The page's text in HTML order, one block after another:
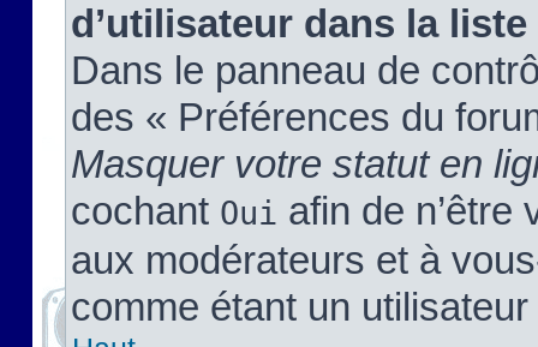
d’utilisateur dans la
Dans le panneau de
des « Préférences du
Masquer votre statut en
cochant Oui afin de n’être
aux modérateurs et à
comme étant un